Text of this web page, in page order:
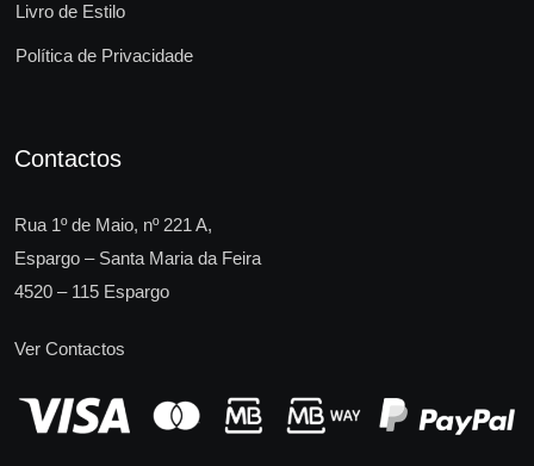
Livro de Estilo
Política de Privacidade
Contactos
Rua 1º de Maio, nº 221 A,
Espargo – Santa Maria da Feira
4520 – 115 Espargo
Ver Contactos